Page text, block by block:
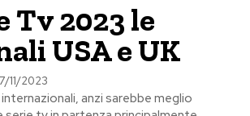
Tv 2023 le
USA e UK
11/2023
anzi sarebbe meglio